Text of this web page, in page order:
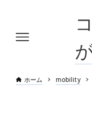
ホーム mobility